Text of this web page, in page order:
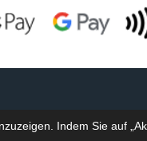
Indem Sie auf